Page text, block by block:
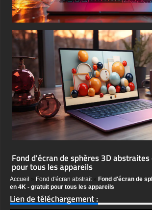
Fond d'écran de sphères 3D
pour tous les appareils
Accueil Fond d'écran abstrait»
Fond d'écran de
en 4K - gratuit pour tous les appareils
Lien de téléchargement :